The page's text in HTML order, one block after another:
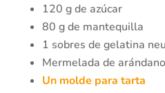
120 g de azúcar
80 g de mantequilla
1 sobres de gelatina
Mermelada de
Un molde para tarta